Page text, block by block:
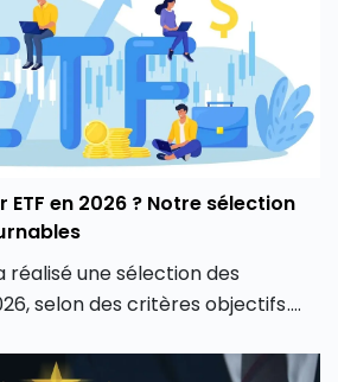
ETF en 2026 ? Notre sélection
réalisé une sélection des
selon des critères objectifs.
les thématiques dominantes